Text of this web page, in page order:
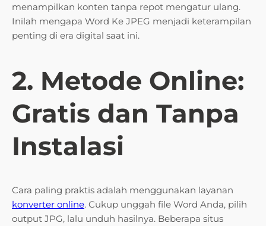
menampilkan konten tanpa repot mengatur ulang.
Inilah mengapa Word Ke JPEG menjadi keterampilan
penting di era digital saat ini.
2. Metode Online:
Gratis dan Tanpa
Instalasi
Cara paling praktis adalah menggunakan layanan
konverter online. Cukup unggah file Word Anda, pilih
output JPG, lalu unduh hasilnya. Beberapa situs